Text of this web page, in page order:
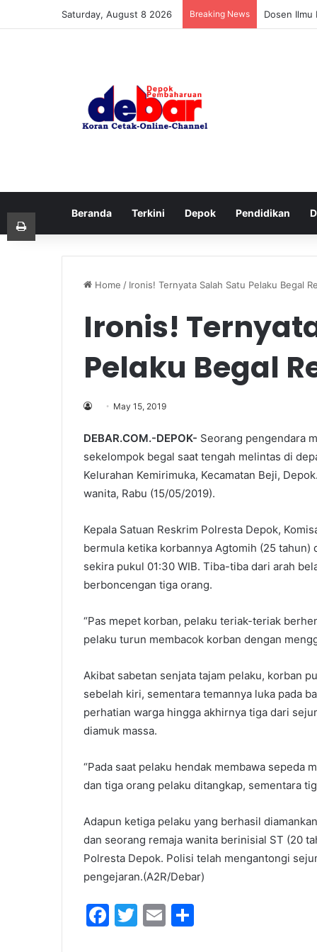
Saturday, August 8 2026 Breaking News Dosen Ilmu
Beranda Terkini Depok Pendidikan
Home / Ironis! Ternyata Salah Satu Pelaku Begal
Ironis!
Pelaku Begal
May 15, 2019
DEBAR.COM.-DEPOK- Seorang pengendara
sekelompok begal saat tengah melintas di
Kelurahan Kemirimuka, Kecamatan Beji,
wanita, Rabu (15/05/2019).
Kepala Satuan Reskrim Polresta Depok,
bermula ketika korbannya Agtomih (25
sekira pukul 01:30 WIB. Tiba-tiba dari arah
berboncengan tiga orang.
“Pas mepet korban, pelaku teriak-teriak
pelaku turun membacok korban dengan
Akibat sabetan senjata tajam pelaku, korban
sebelah kiri, sementara temannya luka pada
perhatian warga hingga akhirnya tiga dari
diamuk massa.
“Pada saat pelaku hendak membawa sepeda
dan tiga orang pelaku ditangkap, sementara
Adapun ketiga pelaku yang berhasil
dan seorang remaja wanita berinisial ST (20
Polresta Depok. Polisi telah mengantongi
pengejaran.(A2R/Debar)
F
T
E